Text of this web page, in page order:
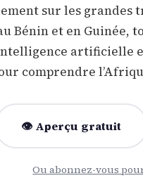
sur les grandes
Bénin et en Guinée,
artificielle
comprendre
👁 Aperçu gratuit
Ou abonnez-vous